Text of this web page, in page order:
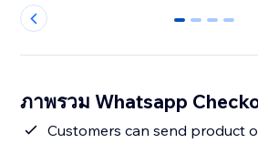
0 1 2 3
ภาพรวม Whatsapp
Customers can send product